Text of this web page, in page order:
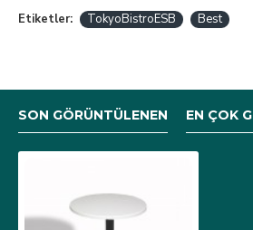
Etiketler: TokyoBistroESB Best
SON GÖRÜNTÜLENEN EN ÇOK